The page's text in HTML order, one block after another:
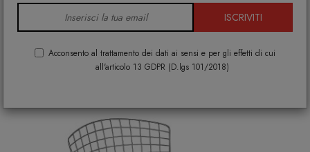
ISCRIVITI
Acconsento al trattamento dei dati ai sensi e per gli effetti di cui
all'articolo 13 GDPR (D.lgs 101/2018)
ORDINA E FILTRA